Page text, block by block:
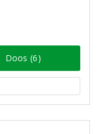
Doos (6)